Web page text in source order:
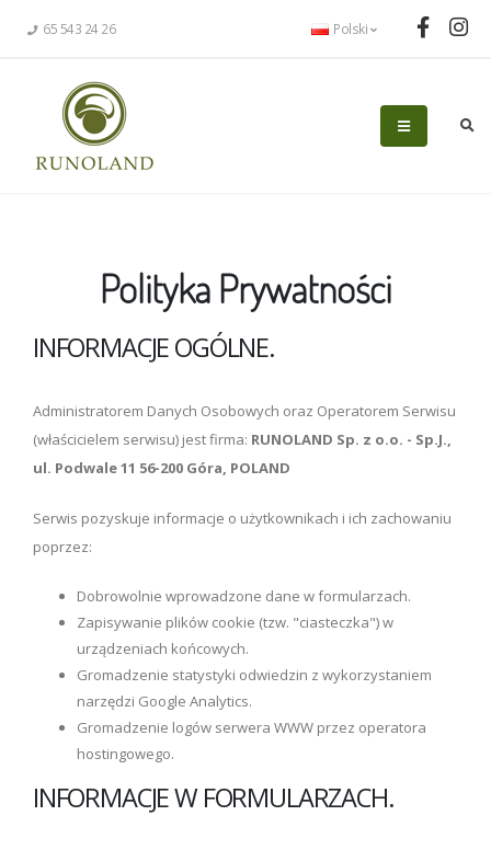
65 543 24 26 Polski
Polityka Prywatności
INFORMACJE OGÓLNE.
Administratorem Danych Osobowych oraz Operatorem Serwisu
(właścicielem serwisu) jest firma: RUNOLAND Sp. z o.o. - Sp.J.,
ul. Podwale 11 56-200 Góra, POLAND
Serwis pozyskuje informacje o użytkownikach i ich zachowaniu
poprzez:
Dobrowolnie wprowadzone dane w formularzach.
Zapisywanie plików cookie (tzw. "ciasteczka") w
urządzeniach końcowych.
Gromadzenie statystyki odwiedzin z wykorzystaniem
narzędzi Google Analytics.
Gromadzenie logów serwera WWW przez operatora
hostingowego.
INFORMACJE W FORMULARZACH.